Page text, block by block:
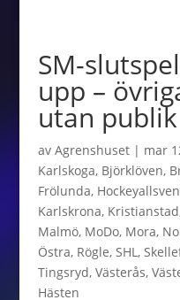
SM-
upp –
utan publik
av Agrenshuset| mar
Karlskoga, Björklöven,
Frölunda,
Karlskrona, Kristianstad
Malmö, MoDo, Mora,
Östra, Rögle, SHL,
Tingsryd, Västerås,
Hästen